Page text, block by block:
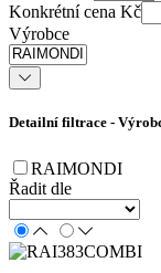
Konkrétní cena Kč
Výrobce
Detailní filtrace -
RAIMONDI
Řadit dle